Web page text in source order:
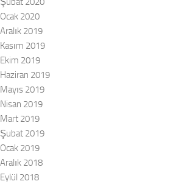
Ocak 2020
Aralık 2019
Kasım 2019
Ekim 2019
Haziran 2019
Mayıs 2019
Nisan 2019
Mart 2019
Şubat 2019
Ocak 2019
Aralık 2018
Eylül 2018